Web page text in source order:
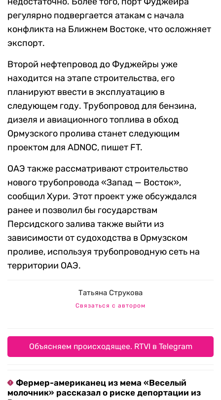
регулярно подвергается атакам с начала
конфликта на Ближнем Востоке, что осложняет
экспорт.
Второй нефтепровод до Фуджейры уже
находится на этапе строительства, его
планируют ввести в эксплуатацию в
следующем году. Трубопровод для бензина,
дизеля и авиационного топлива в обход
Ормузского пролива станет следующим
проектом для ADNOC, пишет FT.
ОАЭ также рассматривают строительство
нового трубопровода «Запад — Восток»,
сообщил Хури. Этот проект уже обсуждался
ранее и позволил бы государствам
Персидского залива также выйти из
зависимости от судоходства в Ормузском
проливе, используя трубопроводную сеть на
территории ОАЭ.
Татьяна Струкова
Связаться с автором
Объясняем происходящее. RTVI в Telegram
Фермер-американец из мема «Веселый
молочник» рассказал о риске депортации из